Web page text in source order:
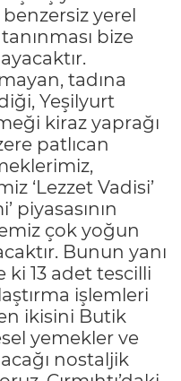
yerel
bize
tadına
Yeşilyurt
kiraz yaprağı
patlıcan
‘Lezzet Vadisi’
piyasasının
çok yoğun
Bunun yanı
ki 13 adet tescilli
işlemleri
ikisini Butik
yemekler ve
nostaljik